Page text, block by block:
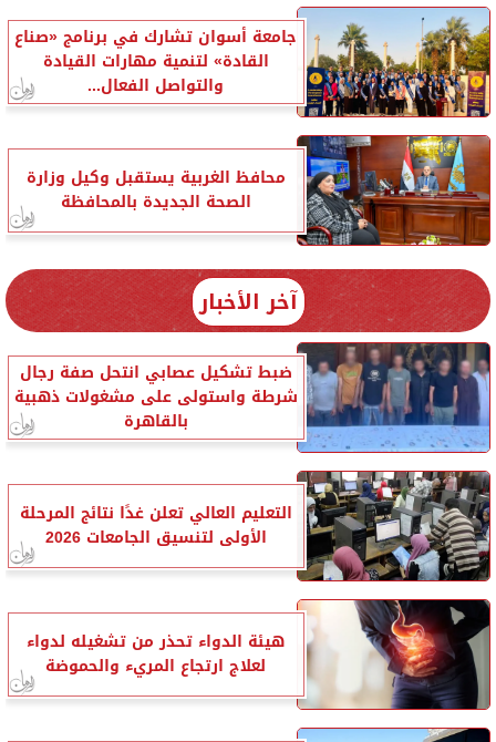
جامعة أسوان تشارك في برنامج «صناع
القادة» لتنمية مهارات القيادة
والتواصل الفعال...
محافظ الغربية يستقبل وكيل وزارة
الصحة الجديدة بالمحافظة
آخر الأخبار
ضبط تشكيل عصابي انتحل صفة رجال
شرطة واستولى على مشغولات ذهبية
بالقاهرة
التعليم العالي تعلن غدًا نتائج المرحلة
الأولى لتنسيق الجامعات 2026
هيئة الدواء تحذر من تشغيله لدواء
لعلاج ارتجاع المريء والحموضة